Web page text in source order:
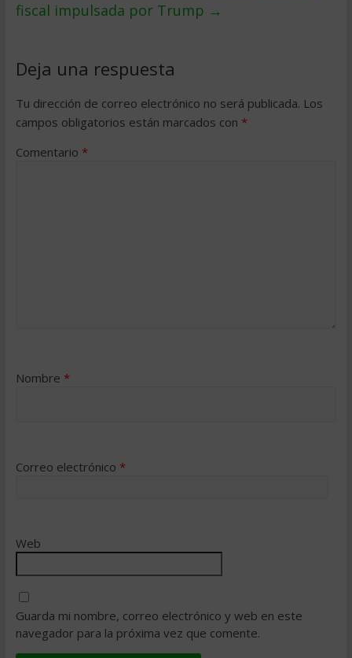
fiscal impulsada por Trump →
Deja una respuesta
Tu dirección de correo electrónico no será publicada. Los
campos obligatorios están marcados con *
Comentario *
Nombre *
Correo electrónico *
Web
Guarda mi nombre, correo electrónico y web en este
navegador para la próxima vez que comente.